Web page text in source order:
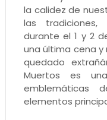
la calidez de
las tradiciones,
durante el 1 y 2
una última cena y
quedado
Muertos es
emblemáticas
elementos